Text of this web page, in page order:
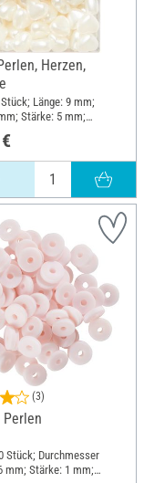
Herzen,
Länge: 9 mm;
Stärke: 5 mm;
(3)
Stück; Durchmesser
mm; Stärke: 1 mm;